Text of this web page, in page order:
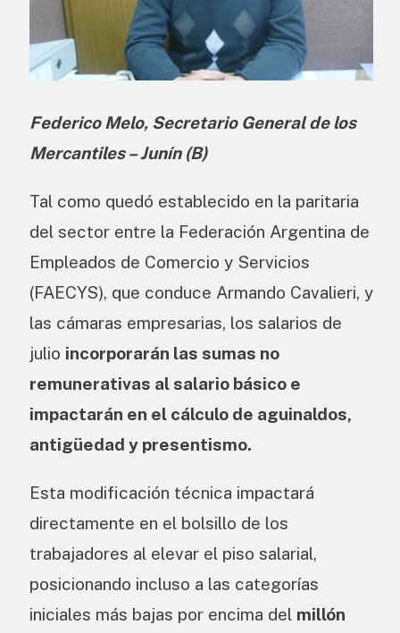
Federico Melo, Secretario General de los
Mercantiles – Junín (B)
Tal como quedó establecido en la paritaria
del sector entre la Federación Argentina de
Empleados de Comercio y Servicios
(FAECYS), que conduce Armando Cavalieri, y
las cámaras empresarias, los salarios de
julio incorporarán las sumas no
remunerativas al salario básico e
impactarán en el cálculo de aguinaldos,
antigüedad y presentismo.
Esta modificación técnica impactará
directamente en el bolsillo de los
trabajadores al elevar el piso salarial,
posicionando incluso a las categorías
iniciales más bajas por encima del millón